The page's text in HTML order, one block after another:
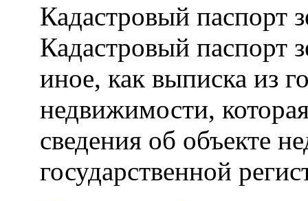
Кадастровый паспорт
Кадастровый паспорт
иное, как выписка из
недвижимости,
сведения об объекте
государственной